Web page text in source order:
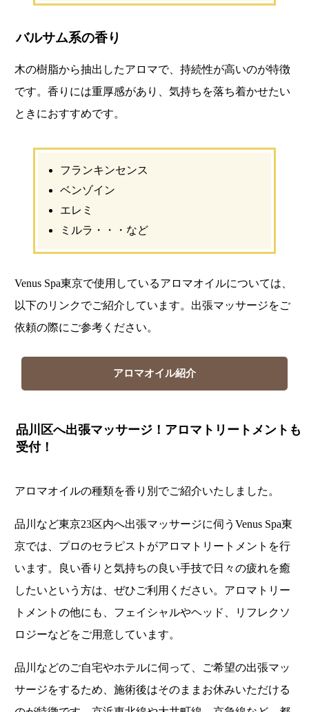
バルサム系の香り
木の樹脂から抽出したアロマで、持続性が高いのが特徴
です。香りには重厚感があり、気持ちを落ち着かせたい
ときにおすすめです。
フランキンセンス
ベンゾイン
エレミ
ミルラ・・・など
Venus Spa東京で使用しているアロマオイルについては、
以下のリンクでご紹介しています。出張マッサージをご
依頼の際にご参考ください。
アロマオイル紹介
品川区へ出張マッサージ！アロマトリートメントも
受付！
アロマオイルの種類を香り別でご紹介いたしました。
品川など東京23区内へ出張マッサージに伺うVenus Spa東
京では、プロのセラピストがアロマトリートメントを行
います。良い香りと気持ちの良い手技で日々の疲れを癒
したいという方は、ぜひご利用ください。アロマトリー
トメントの他にも、フェイシャルやヘッド、リフレクソ
ロジーなどをご用意しています。
品川などのご自宅やホテルに伺って、ご希望の出張マッ
サージをするため、施術後はそのままお休みいただける